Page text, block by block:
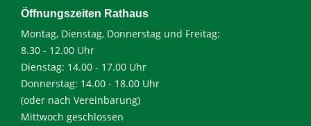
Öffnungszeiten Rathaus
Montag, Dienstag, Donnerstag und Freitag:
8.30 - 12.00 Uhr
Dienstag: 14.00 - 17.00 Uhr
Donnerstag: 14.00 - 18.00 Uhr
(oder nach Vereinbarung)
Mittwoch geschlossen